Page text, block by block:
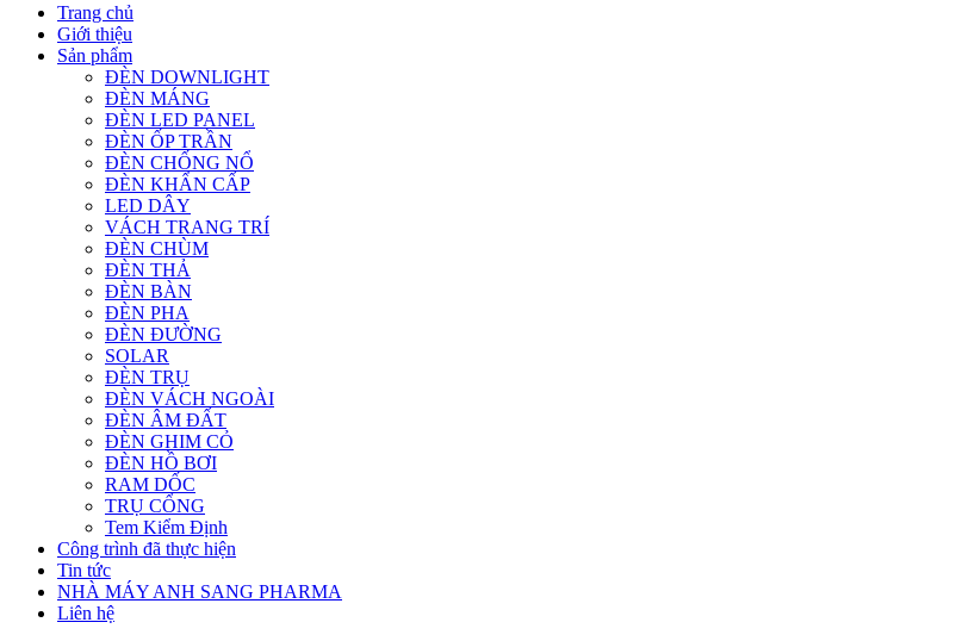
Trang chủ
Giới thiệu
Sản phẩm
ĐÈN DOWNLIGHT
ĐÈN MÁNG
ĐÈN LED PANEL
ĐÈN ỐP TRẦN
ĐÈN CHỐNG NỔ
ĐÈN KHẨN CẤP
LED DÂY
VÁCH TRANG TRÍ
ĐÈN CHÙM
ĐÈN THẢ
ĐÈN BÀN
ĐÈN PHA
ĐÈN ĐƯỜNG
SOLAR
ĐÈN TRỤ
ĐÈN VÁCH NGOÀI
ĐÈN ÂM ĐẤT
ĐÈN GHIM CỎ
ĐÈN HỒ BƠI
RAM DỐC
TRỤ CỔNG
Tem Kiểm Định
Công trình đã thực hiện
Tin tức
NHÀ MÁY ANH SANG PHARMA
Liên hệ